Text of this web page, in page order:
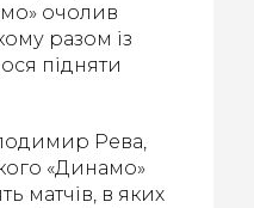
очолив
разом із
підняти
Рева,
«Динамо»
матчів, в яких